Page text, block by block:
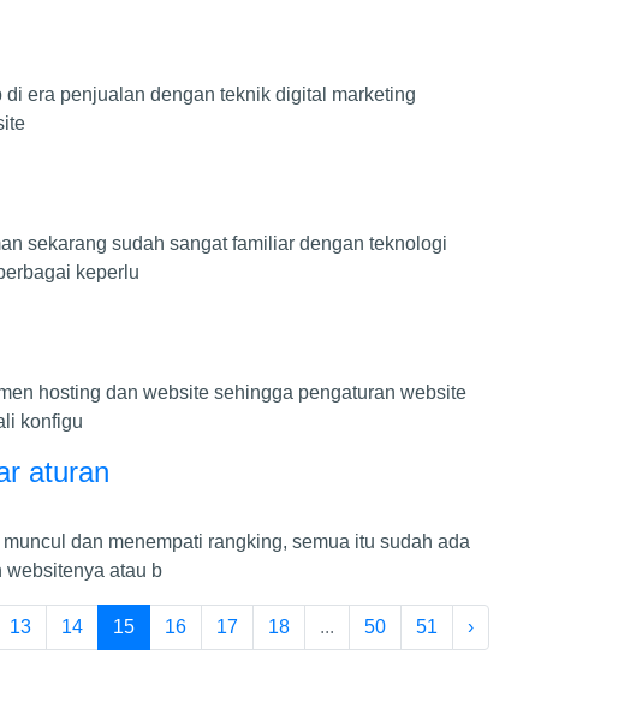
era penjualan dengan teknik digital marketing
sekarang sudah sangat familiar dengan teknologi
keperlu
hosting dan website sehingga pengaturan website
konfigu
aturan
dan menempati rangking, semua itu sudah ada
websitenya atau b
13 14 15 16 17 18 ... 50 51 ›